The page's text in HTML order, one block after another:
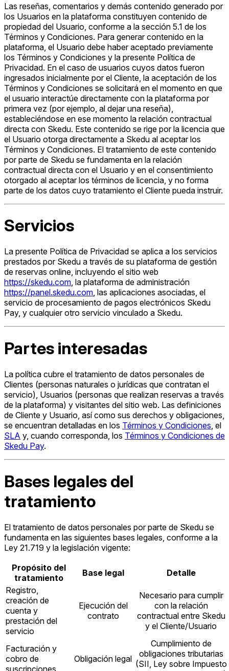
Las reseñas, comentarios y demás contenido generado por
los Usuarios en la plataforma constituyen contenido de
propiedad del Usuario, conforme a la sección 5.1 de los
Términos y Condiciones. Para generar contenido en la
plataforma, el Usuario debe haber aceptado previamente
los Términos y Condiciones y la presente Política de
Privacidad. En el caso de usuarios cuyos datos fueron
ingresados inicialmente por el Cliente, la aceptación de los
Términos y Condiciones se solicitará en el momento en que
el usuario interactúe directamente con la plataforma por
primera vez (por ejemplo, al dejar una reseña),
estableciéndose en ese momento la relación contractual
directa con Skedu. Este contenido se rige por la licencia que
el Usuario otorga directamente a Skedu al aceptar los
Términos y Condiciones. El tratamiento de este contenido
por parte de Skedu se fundamenta en la relación
contractual directa con el Usuario y en el consentimiento
otorgado al aceptar los términos de licencia, y no forma
parte de los datos cuyo tratamiento el Cliente pueda instruir.
Servicios
La presente Política de Privacidad se aplica a los servicios
prestados por Skedu a través de su plataforma de gestión
de reservas online, incluyendo el sitio web
https://skedu.com, la plataforma de administración
https://panel.skedu.com, las aplicaciones asociadas, el
servicio de procesamiento de pagos electrónicos Skedu
Pay, y cualquier otro servicio vinculado a Skedu.
Partes interesadas
La política cubre el tratamiento de datos personales de
Clientes (personas naturales o jurídicas que contratan el
servicio), Usuarios (personas que realizan reservas a través
de la plataforma) y visitantes del sitio web. Las definiciones
de Cliente y Usuario, así como sus derechos y obligaciones,
se encuentran detalladas en los Términos y Condiciones, el
SLA y, cuando corresponda, los Términos y Condiciones de
Skedu Pay.
Bases legales del
tratamiento
El tratamiento de datos personales por parte de Skedu se
fundamenta en las siguientes bases legales, conforme a la
Ley 21.719 y la legislación vigente:
Propósito del
tratamiento
Base legal
Detalle
Registro,
creación de
cuenta y
prestación del
servicio
Ejecución del
contrato
Necesario para cumplir
con la relación
contractual entre Skedu
y el Cliente/Usuario
Facturación y
cobro de
Obligación legal
Cumplimiento de
obligaciones tributarias
(SII, Ley sobre Impuesto